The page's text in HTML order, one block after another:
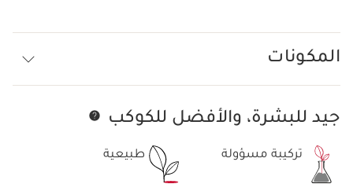
المكونات
تخط إلى المحتوى جيد للبشرة، والأفضل للكوكب
تركيبة مسؤولة طبيعية